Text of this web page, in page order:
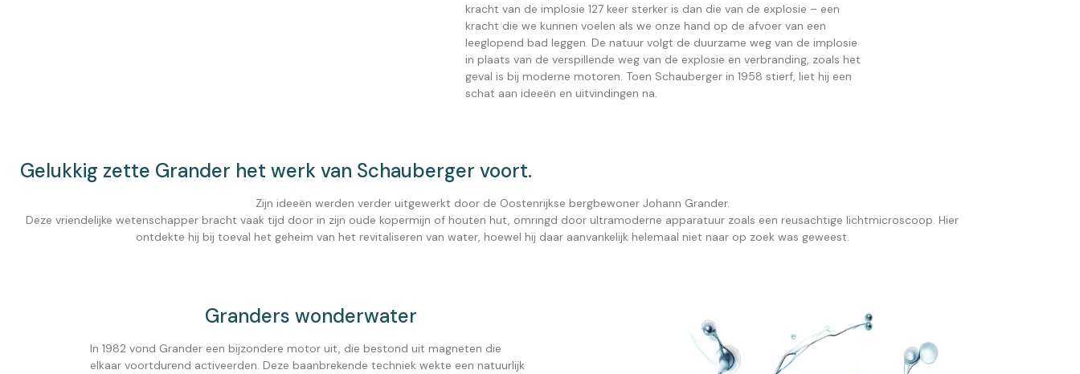
kracht van de implosie 127 keer sterker is dan die van de explosie – een
kracht die we kunnen voelen als we onze hand op de afvoer van een
leeglopend bad leggen. De natuur volgt de duurzame weg van de implosie
in plaats van de verspillende weg van de explosie en verbranding, zoals het
geval is bij moderne motoren. Toen Schauberger in 1958 stierf, liet hij een
schat aan ideeën en uitvindingen na.
Gelukkig zette Grander het werk van Schauberger voort.
Zijn ideeën werden verder uitgewerkt door de Oostenrijkse bergbewoner Johann Grander.
Deze vriendelijke wetenschapper bracht vaak tijd door in zijn oude kopermijn of houten hut, omringd door ultramoderne apparatuur zoals een reusachtige lichtmicroscoop. Hier
ontdekte hij bij toeval het geheim van het revitaliseren van water, hoewel hij daar aanvankelijk helemaal niet naar op zoek was geweest.
Granders wonderwater
In 1982 vond Grander een bijzondere motor uit, die bestond uit magneten die
elkaar voortdurend activeerden. Deze baanbrekende techniek wekte een natuurlijk